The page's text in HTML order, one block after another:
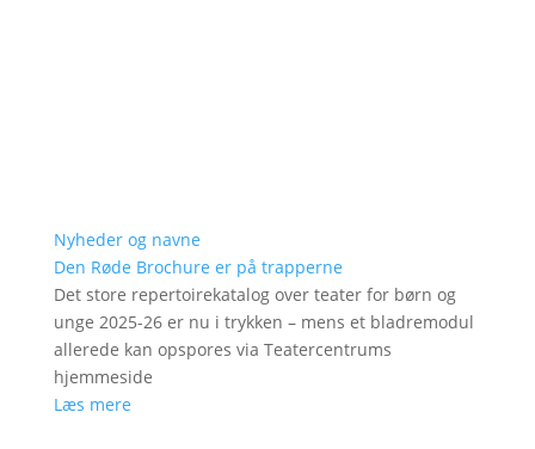
Nyheder og navne
Den Røde Brochure er på trapperne
Det store repertoirekatalog over teater for børn og
unge 2025-26 er nu i trykken – mens et bladremodul
allerede kan opspores via Teatercentrums
hjemmeside
Læs mere